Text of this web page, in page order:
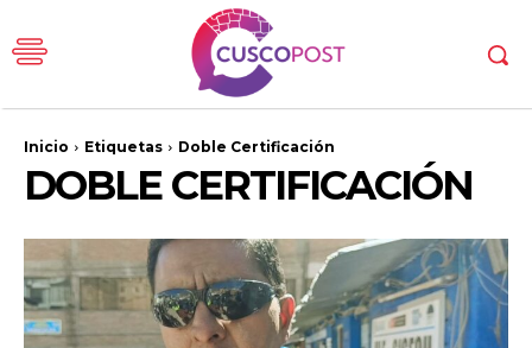
Inicio Etiquetas Doble Certificación
DOBLE CERTIFICACIÓN